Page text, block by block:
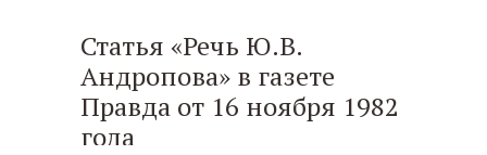
Статья «Речь Ю.В.
Андропова» в газете
Правда от 16 ноября 1982
года